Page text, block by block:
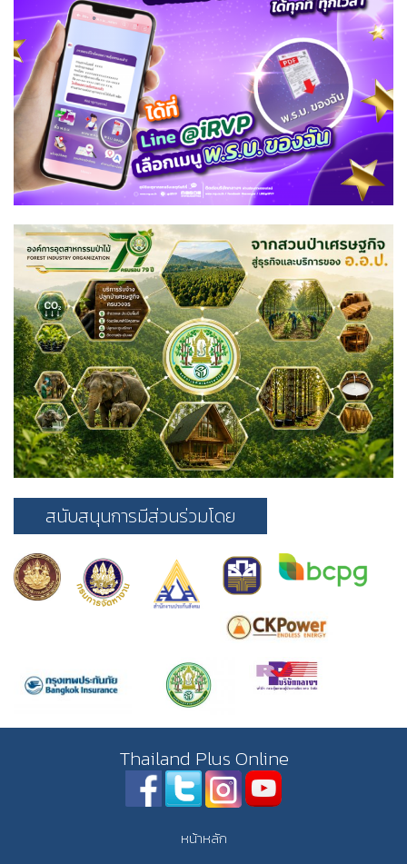
สนับสนุนการมีส่วนร่วมโดย
Thailand Plus Online
หน้าหลัก